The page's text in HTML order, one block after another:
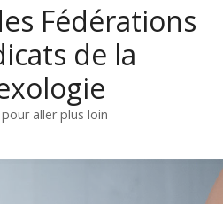
Fédérations
de la
aller plus loin